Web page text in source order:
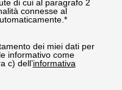
di cui al paragrafo 2
connesse al
dei miei dati per
informativo come
c) dell’informativa